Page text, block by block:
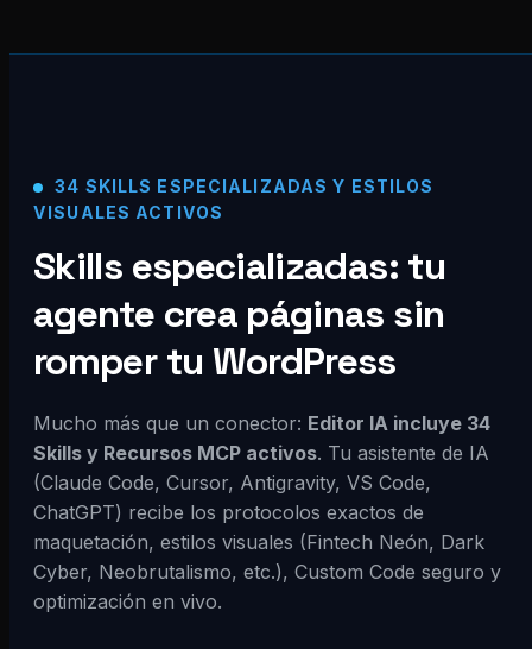
34 SKILLS ESPECIALIZADAS Y ESTILOS
VISUALES ACTIVOS
Skills especializadas: tu
agente crea páginas sin
romper tu WordPress
Mucho más que un conector: Editor IA incluye 34
Skills y Recursos MCP activos. Tu asistente de IA
(Claude Code, Cursor, Antigravity, VS Code,
ChatGPT) recibe los protocolos exactos de
maquetación, estilos visuales (Fintech Neón, Dark
Cyber, Neobrutalismo, etc.), Custom Code seguro y
optimización en vivo.